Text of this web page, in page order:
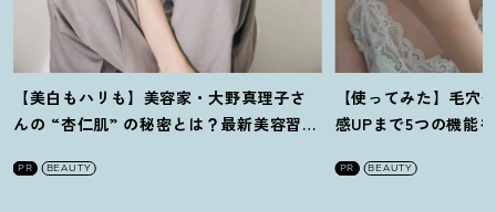
【美白もハリも】美容家・大野真理子さ
んの “杏仁肌” の秘密とは ？ 最新美容習慣
PR BEAUTY
【使ってみた】毛穴
感UPまで5つの機能
PR BEAUTY